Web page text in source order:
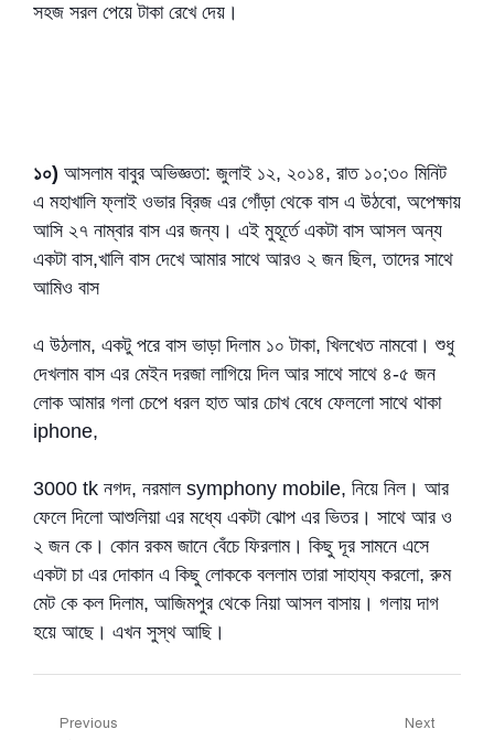
সহজ সরল পেয়ে টাকা রেখে দেয়।
১০) আসলাম বাবুর অভিজ্ঞতা: জুলাই ১২, ২০১৪, রাত ১০;৩০ মিনিট
এ মহাখালি ফ্লাই ওভার ব্রিজ এর গোঁড়া থেকে বাস এ উঠবো, অপেক্ষায়
আসি ২৭ নাম্বার বাস এর জন্য। এই মুহূর্তে একটা বাস আসল অন্য
একটা বাস,খালি বাস দেখে আমার সাথে আরও ২ জন ছিল, তাদের সাথে
আমিও বাস
এ উঠলাম, একটু পরে বাস ভাড়া দিলাম ১০ টাকা, খিলখেত নামবো। শুধু
দেখলাম বাস এর মেইন দরজা লাগিয়ে দিল আর সাথে সাথে ৪-৫ জন
লোক আমার গলা চেপে ধরল হাত আর চোখ বেধে ফেললো সাথে থাকা
iphone,
3000 tk নগদ, নরমাল symphony mobile, নিয়ে নিল। আর
ফেলে দিলো আশুলিয়া এর মধ্যে একটা ঝোপ এর ভিতর। সাথে আর ও
২ জন কে। কোন রকম জানে বেঁচে ফিরলাম। কিছু দূর সামনে এসে
একটা চা এর দোকান এ কিছু লোককে বললাম তারা সাহায্য করলো, রুম
মেট কে কল দিলাম, আজিমপুর থেকে নিয়া আসল বাসায়। গলায় দাগ
হয়ে আছে। এখন সুস্থ আছি।
Post
Previous Next